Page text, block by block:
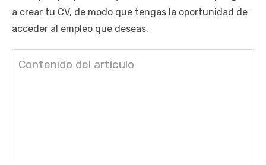
a crear tu CV, de modo que tengas la oportunidad de
acceder al empleo que deseas.
Contenido del artículo